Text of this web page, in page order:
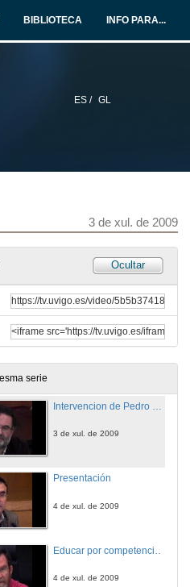
BIBLIOTECA INFO PARA...
ES / GL
3 de xul. de 2009
Ocultar
serie
Intervencion de Mariló Candedo
2 de xul. de 2009
Presentacion
Intervencion de Felipe Trillo
3 de xul. de 2009
3 de xul. de 2009
Presentación
4 de xul. de 2009
4 de xul. de 2009